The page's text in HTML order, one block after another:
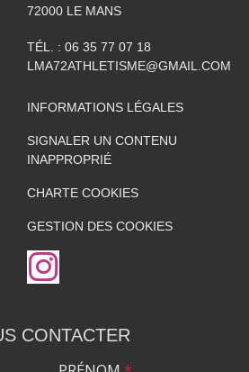
72000 LE MANS
TÉL. : 06 35 77 07 18
LMA72ATHLETISME@GMAIL.COM
INFORMATIONS LÉGALES
SIGNALER UN CONTENU
INAPPROPRIÉ
CHARTE COOKIES
GESTION DES COOKIES
CONTACTER